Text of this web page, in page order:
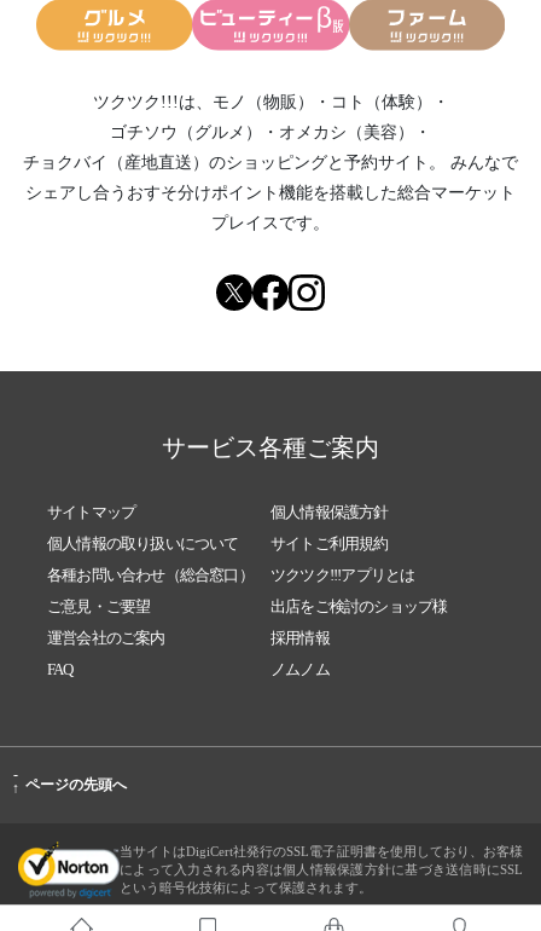
ツクツク!!!は、 モノ（物販） ・ コト（体験）
・
ゴチソウ（グルメ）
・ オメカシ（美容）
・
チョクバイ（産地直送） のショッピングと予約サイト。
みんなで
シェアし合う おすそ分けポイント機能を搭載した総合マーケット
プレイスです。
サービス各種ご案内
サイトマップ
個人情報保護方針
個人情報の取り扱いについて
サイトご利用規約
各種お問い合わせ（総合窓口）
ツクツク!!!アプリとは
ご意見・ご要望
出店をご検討のショップ様
運営会社のご案内
採用情報
FAQ
ノムノム
-
↑ ページの先頭へ
当サイトはDigiCert社発行のSSL電子証明書を使用しており、お客様
によって入力される内容は個人情報保護方針に基づき送信時にSSL
という暗号化技術によって保護されます。